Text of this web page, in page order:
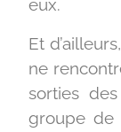
eux.
Et
ne
sorties
groupe de